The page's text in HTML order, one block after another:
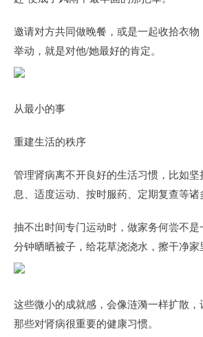
邀请对方共同做晚餐，或是一起收拾衣
举动，就是对他/她最好的肯定。
从最小的事
重建生活的秩序
管理肾病离不开良好的生活习惯，比如
息、适度运动、按时服药、定期复查等诸
抽不出时间专门运动时，做家务何尝不是
分钟晒晒被子，给花草浇浇水，擦干净
这些微小的成就感，会像涟漪一样扩散
那些对肾病很重要的健康习惯。